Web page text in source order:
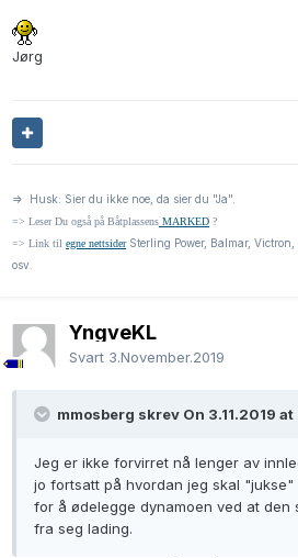
Jørg
=> Husk: Sier du ikke noe, da sier du "Ja".
=> Leser Du også på Båtplassens MARKED ?
=> Link til egne nettsiderSterling Power, Balmar,
osv.
YngveKL
Svart 3.November.2019
mmosberg skrev On 3.11.2019 at
Jeg er ikke forvirret nå lenger av
jo fortsatt på hvordan jeg skal "jukse"
for å ødelegge dynamoen ved at den
fra seg lading.